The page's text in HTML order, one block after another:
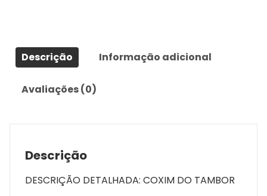
E
VAP
quantidade
Descrição Informação adicional
Avaliações (0)
Descrição
DESCRIÇÃO DETALHADA: COXIM DO TAMBOR